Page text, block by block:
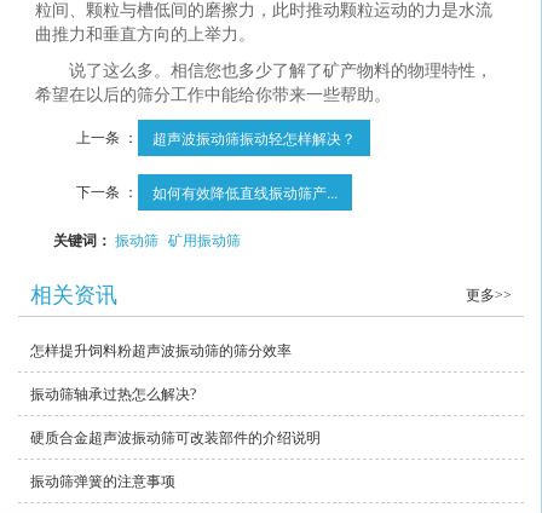
粒间、颗粒与槽低间的磨擦力，此时推动颗粒运动的力是水流
曲推力和垂直方向的上举力。
说了这么多。相信您也多少了解了矿产物料的物理特性，
希望在以后的筛分工作中能给你带来一些帮助。
上一条 ： 超声波振动筛振动轻怎样解决？
下一条 ： 如何有效降低直线振动筛产...
关键词：振动筛 矿用振动筛
相关资讯 更多>>
怎样提升饲料粉超声波振动筛的筛分效率
振动筛轴承过热怎么解决?
硬质合金超声波振动筛可改装部件的介绍说明
振动筛弹簧的注意事项